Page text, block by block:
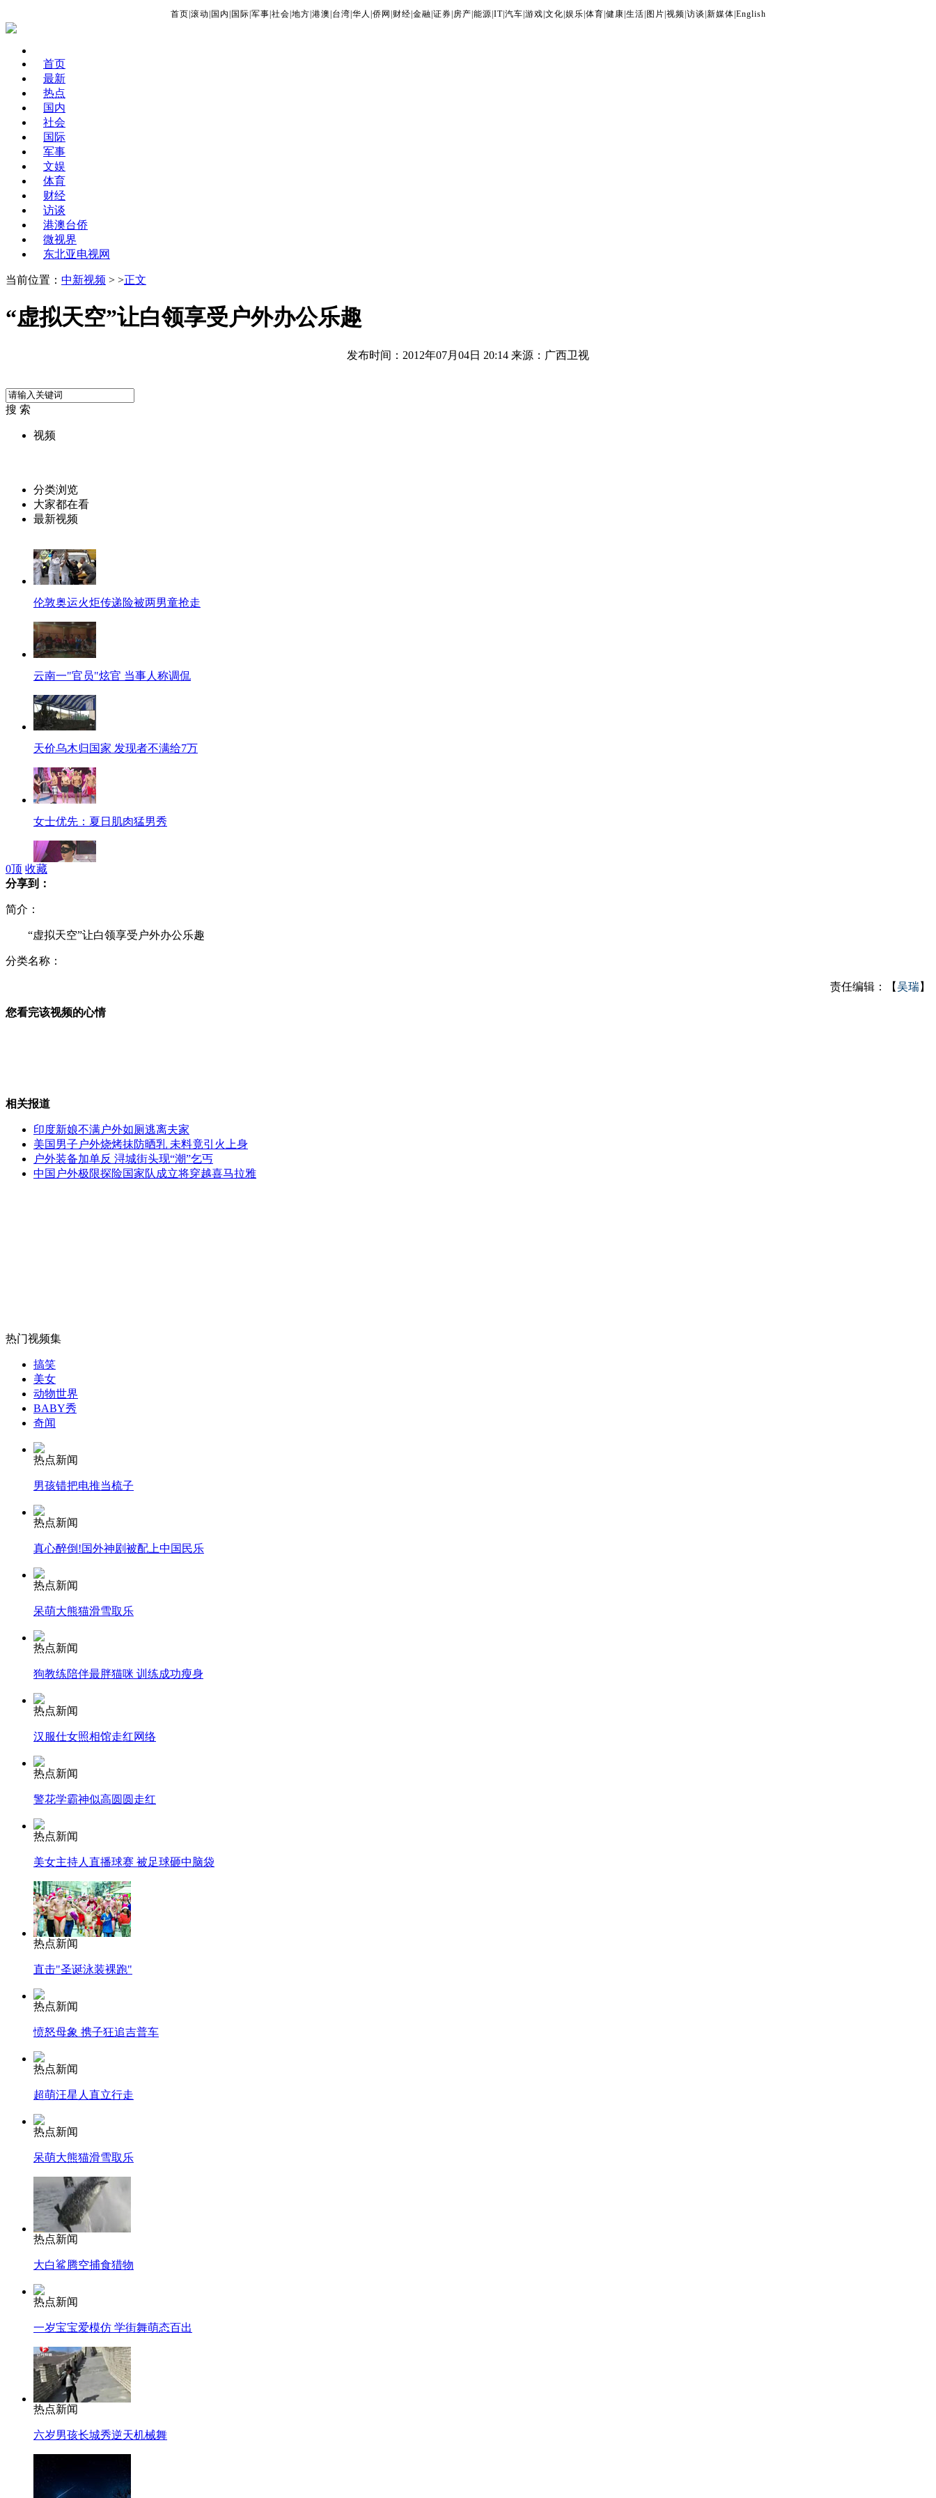
首页 滚动 国内 国际 军事 社会 地方 港澳 台湾 华人 侨网 财经 金融 证券 房产 能源 IT| 汽车 游戏 文化 娱乐 体育 健康 生活 图片 视频 访谈 新媒体 English
首页
最新
热点
国内
社会
国际
军事
文娱
体育
财经
访谈
港澳台侨
微视界
东北亚电视网
当前位置： 中新视频 > >正文
“虚拟天空”让白领享受户外办公乐趣
发布时间：2012年07月04日 20:14 来源：广西卫视
搜 索
视频
分类浏览
大家都在看
最新视频
伦敦奥运火炬传递险被两男童抢走
云南一"官员"炫官 当事人称调侃
天价乌木归国家 发现者不满给7万
女士优先：夏日肌肉猛男秀
实拍：美国裸男街头袭击路人
菲律宾总统称美国可派间谍机到南海
女孩北京地铁殴打老人 痛下狠手拳打脚踢
无痛分娩是否安全 医生回应
外交部：有关国家言论片面不公正
安徽一实载49人客车翻车
走！跟着总书记去植树
纽约上演“枕头大战”
0顶 收藏
分享到：
简介：
“虚拟天空”让白领享受户外办公乐趣
分类名称：
责任编辑：【吴瑞】
您看完该视频的心情
相关报道
印度新娘不满户外如厕逃离夫家
美国男子户外烧烤抹防晒乳 未料竟引火上身
户外装备加单反 浔城街头现“潮”乞丐
中国户外极限探险国家队成立将穿越喜马拉雅
热门视频集
搞笑
美女
动物世界
BABY秀
奇闻
热点新闻
男孩错把电推当梳子
热点新闻
真心醉倒!国外神剧被配上中国民乐
热点新闻
呆萌大熊猫滑雪取乐
热点新闻
狗教练陪伴最胖猫咪 训练成功瘦身
热点新闻
汉服仕女照相馆走红网络
热点新闻
警花学霸神似高圆圆走红
热点新闻
美女主持人直播球赛 被足球砸中脑袋
热点新闻
直击"圣诞泳装裸跑"
热点新闻
愤怒母象 携子狂追吉普车
热点新闻
超萌汪星人直立行走
热点新闻
呆萌大熊猫滑雪取乐
热点新闻
大白鲨腾空捕食猎物
热点新闻
一岁宝宝爱模仿 学街舞萌态百出
热点新闻
六岁男孩长城秀逆天机械舞